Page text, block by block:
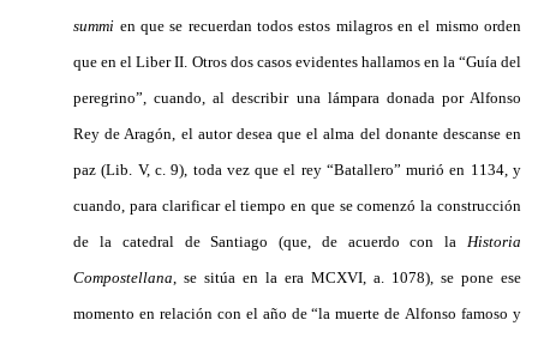
summi en que se recuerdan todos estos milagros en el mismo orden
que en el Liber II. Otros dos casos evidentes hallamos en la “Guía del
peregrino”, cuando, al describir una lámpara donada por Alfonso
Rey de Aragón, el autor desea que el alma del donante descanse en
paz (Lib. V, c. 9), toda vez que el rey “Batallero” murió en 1134, y
cuando, para clarificar el tiempo en que se comenzó la construcción
de la catedral de Santiago (que, de
acuerdo con la Historia
Compostellana , se sitúa en la era MCXVI, a.
1078), se pone ese
momento en relación con el año de “la muerte de Alfonso famoso y